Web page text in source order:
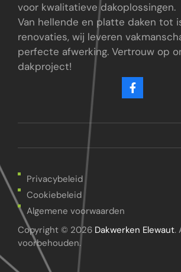
voor kwalitatieve dakoplossingen.
Van hellende en platte daken tot
renovaties, wij leveren
perfecte afwerking. Vertrouw op
dakproject!
Copyright © 2026 Dakwerken Elewaut.
voorbehouden.
Privacybeleid
Cookiebeleid
Algemene voorwaarden